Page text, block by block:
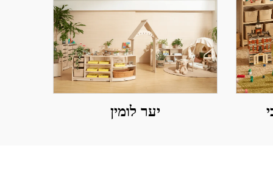
יער לומין